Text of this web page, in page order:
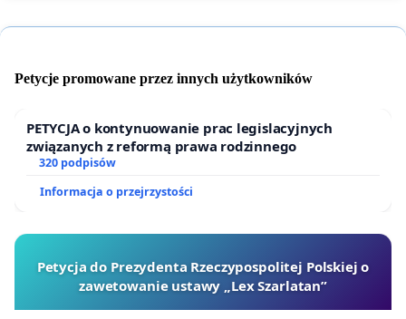
Petycje promowane przez innych użytkowników
PETYCJA o kontynuowanie prac legislacyjnych
związanych z reformą prawa rodzinnego
320 podpisów
Informacja o przejrzystości
Petycja do Prezydenta Rzeczypospolitej Polskiej o
zawetowanie ustawy „Lex Szarlatan”